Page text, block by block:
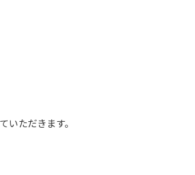
いただきます。